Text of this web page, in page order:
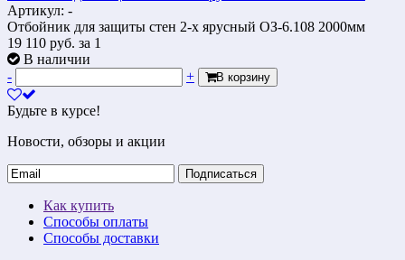
Артикул: -
Отбойник для защиты стен 2-х ярусный ОЗ-6.108 2000мм
19 110 руб. за 1
В наличии
-
+ В корзину
Будьте в курсе!
Новости, обзоры и акции
Подписаться
Как купить
Способы оплаты
Способы доставки